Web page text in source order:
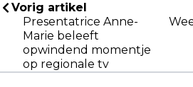
Vorig artikel
Presentatrice Anne-
Marie beleeft
opwindend momentje
op regionale tv